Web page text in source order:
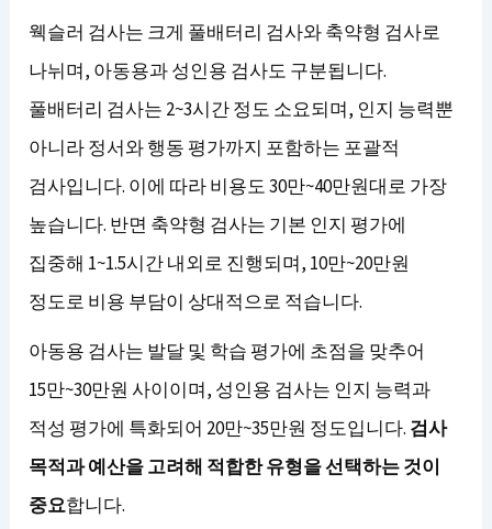
웩슬러 검사는 크게 풀배터리 검사와 축약형 검사로
나뉘며, 아동용과 성인용 검사도 구분됩니다.
풀배터리 검사는 2~3시간 정도 소요되며, 인지 능력뿐
아니라 정서와 행동 평가까지 포함하는 포괄적
검사입니다. 이에 따라 비용도 30만~40만원대로 가장
높습니다. 반면 축약형 검사는 기본 인지 평가에
집중해 1~1.5시간 내외로 진행되며, 10만~20만원
정도로 비용 부담이 상대적으로 적습니다.
아동용 검사는 발달 및 학습 평가에 초점을 맞추어
15만~30만원 사이이며, 성인용 검사는 인지 능력과
적성 평가에 특화되어 20만~35만원 정도입니다. 검사
목적과 예산을 고려해 적합한 유형을 선택하는 것이
중요합니다.